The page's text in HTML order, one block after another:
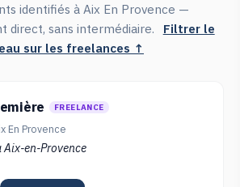
identifiés à Aix En Provence —
direct, sans intermédiaire.
Filtrer le
sur les freelances ↑
FREELANCE
En Provence
Aix-en-Provence